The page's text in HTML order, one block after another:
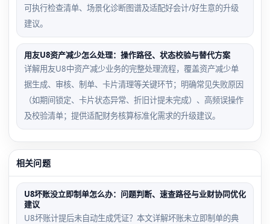
可执行检查清单、场景化诊断图谱及适配好会计/好生意的升级
建议。
用友U8资产减少怎么处理：操作路径、状态校验与替代方案
详解用友U8中资产减少业务的完整处理流程，覆盖资产减少单
据生成、审核、制单、卡片清理等关键环节；明确常见失败原因
（如期间锁定、卡片状态异常、折旧计提未完成）、高频误操作
及校验清单；提供适配财务核算标准化需求的升级建议。
相关问题
U8坏账没立即制单怎么办：问题判断、速查路径与业财协同优化
建议
U8坏账计提后未自动生成凭证？本文详解坏账未立即制单的典